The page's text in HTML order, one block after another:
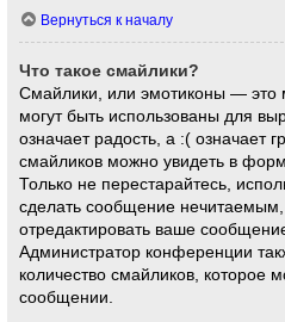
Вернуться к началу
Что такое смайлики?
Смайлики, или эмотиконы — это
могут быть использованы для
означает радость, а :( означает
смайликов можно увидеть в
Только не перестарайтесь,
сделать сообщение
отредактировать ваше
Администратор конференции
количество смайликов, которое
сообщении.